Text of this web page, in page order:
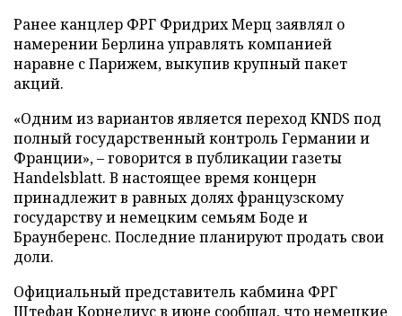
Ранее канцлер ФРГ Фридрих Мерц заявлял о
намерении Берлина управлять компанией
наравне с Парижем, выкупив крупный пакет
акций.
«Одним из вариантов является переход KNDS под
полный государственный контроль Германии и
Франции», – говорится в публикации газеты
Handelsblatt. В настоящее время концерн
принадлежит в равных долях французскому
государству и немецким семьям Боде и
Браунберенс. Последние планируют продать свои
доли.
Официальный представитель кабмина ФРГ
Штефан Корнелиус в июне сообщал, что немецкие